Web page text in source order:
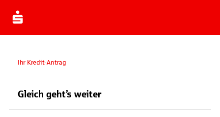
Ihr Kredit-Antrag
Gleich geht’s weiter